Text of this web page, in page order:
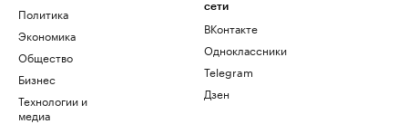
Политика
Экономика
Общество
Бизнес
Технологии и
медиа
сети
ВКонтакте
Одноклассники
Telegram
Дзен